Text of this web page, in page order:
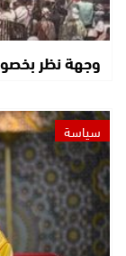
وجهة نظر
سياسة